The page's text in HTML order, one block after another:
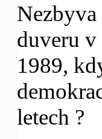
duveru
1989,
letech ?